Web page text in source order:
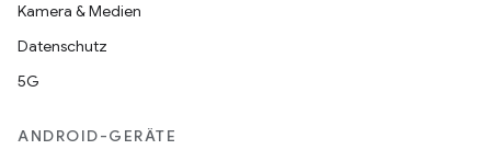
Kamera & Medien
Datenschutz
5G
ANDROID-GERÄTE